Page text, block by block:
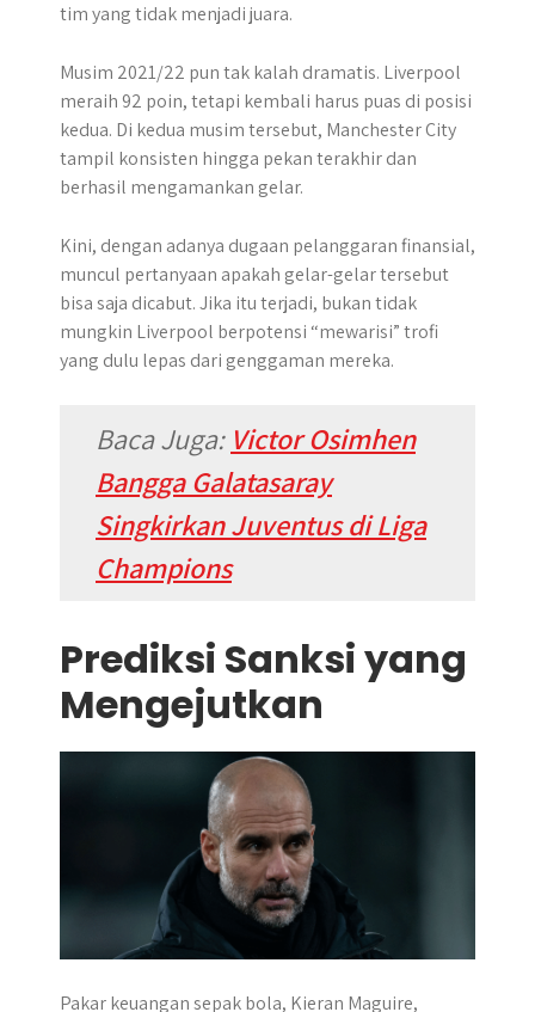
tim yang tidak menjadi juara.
Musim 2021/22 pun tak kalah dramatis. Liverpool
meraih 92 poin, tetapi kembali harus puas di posisi
kedua. Di kedua musim tersebut, Manchester City
tampil konsisten hingga pekan terakhir dan
berhasil mengamankan gelar.
Kini, dengan adanya dugaan pelanggaran finansial,
muncul pertanyaan apakah gelar-gelar tersebut
bisa saja dicabut. Jika itu terjadi, bukan tidak
mungkin Liverpool berpotensi “mewarisi” trofi
yang dulu lepas dari genggaman mereka.
Baca Juga: Victor Osimhen
Bangga Galatasaray
Singkirkan Juventus di Liga
Champions
Prediksi Sanksi yang
Mengejutkan
Pakar keuangan sepak bola, Kieran Maguire,